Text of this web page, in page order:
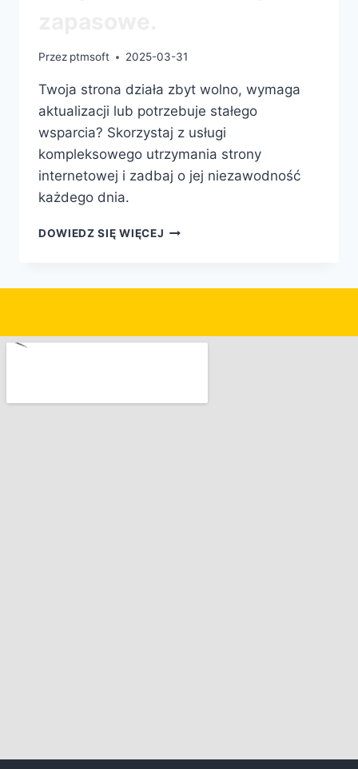
Przez ptmsoft 2025-03-31
Twoja strona działa zbyt wolno, wymaga
aktualizacji lub potrzebuje stałego
wsparcia? Skorzystaj z usługi
kompleksowego utrzymania strony
internetowej i zadbaj o jej niezawodność
każdego dnia.
DOWIEDZ SIĘ WIĘCEJ